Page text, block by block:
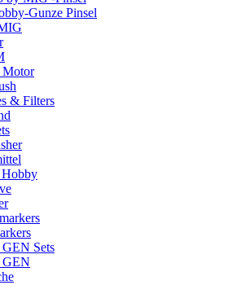
Gunze Pinsel
Motor
& Filters
Hobby
Sets